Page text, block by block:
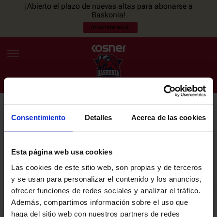
Consentimiento Detalles Acerca de las cookies
Esta página web usa cookies
Las cookies de este sitio web, son propias y de terceros
y se usan para personalizar el contenido y los anuncios,
ofrecer funciones de redes sociales y analizar el tráfico.
Además, compartimos información sobre el uso que
haga del sitio web con nuestros partners de redes
¡Abierto el plazo de nuevas altas para abonarse a
Baskonia!
¡Abónate aquí!
ES EU
NOTICIAS
PLANTILLA
ENTRADAS
NEWSLETTER
últimas noticias y promociones del club.
Email
He leído y acepto laPolítica de privacidaddel SASKI BASKONIA